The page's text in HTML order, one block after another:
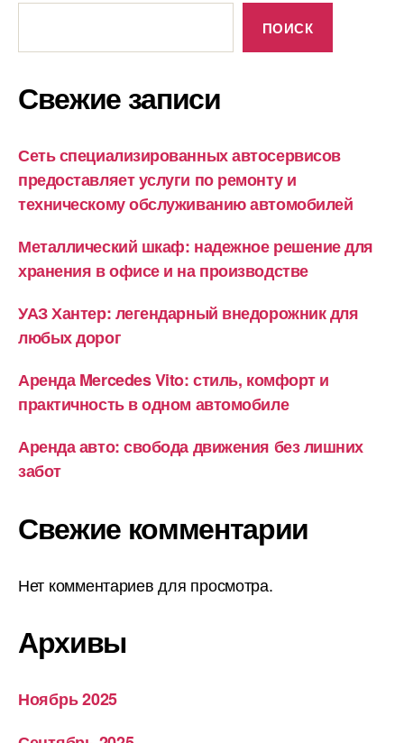
ПОИСК
Свежие записи
Сеть специализированных автосервисов
предоставляет услуги по ремонту и
техническому обслуживанию автомобилей
Металлический шкаф: надежное решение для
хранения в офисе и на производстве
УАЗ Хантер: легендарный внедорожник для
любых дорог
Аренда Mercedes Vito: стиль, комфорт и
практичность в одном автомобиле
Аренда авто: свобода движения без лишних
забот
Свежие комментарии
Нет комментариев для просмотра.
Архивы
Ноябрь 2025